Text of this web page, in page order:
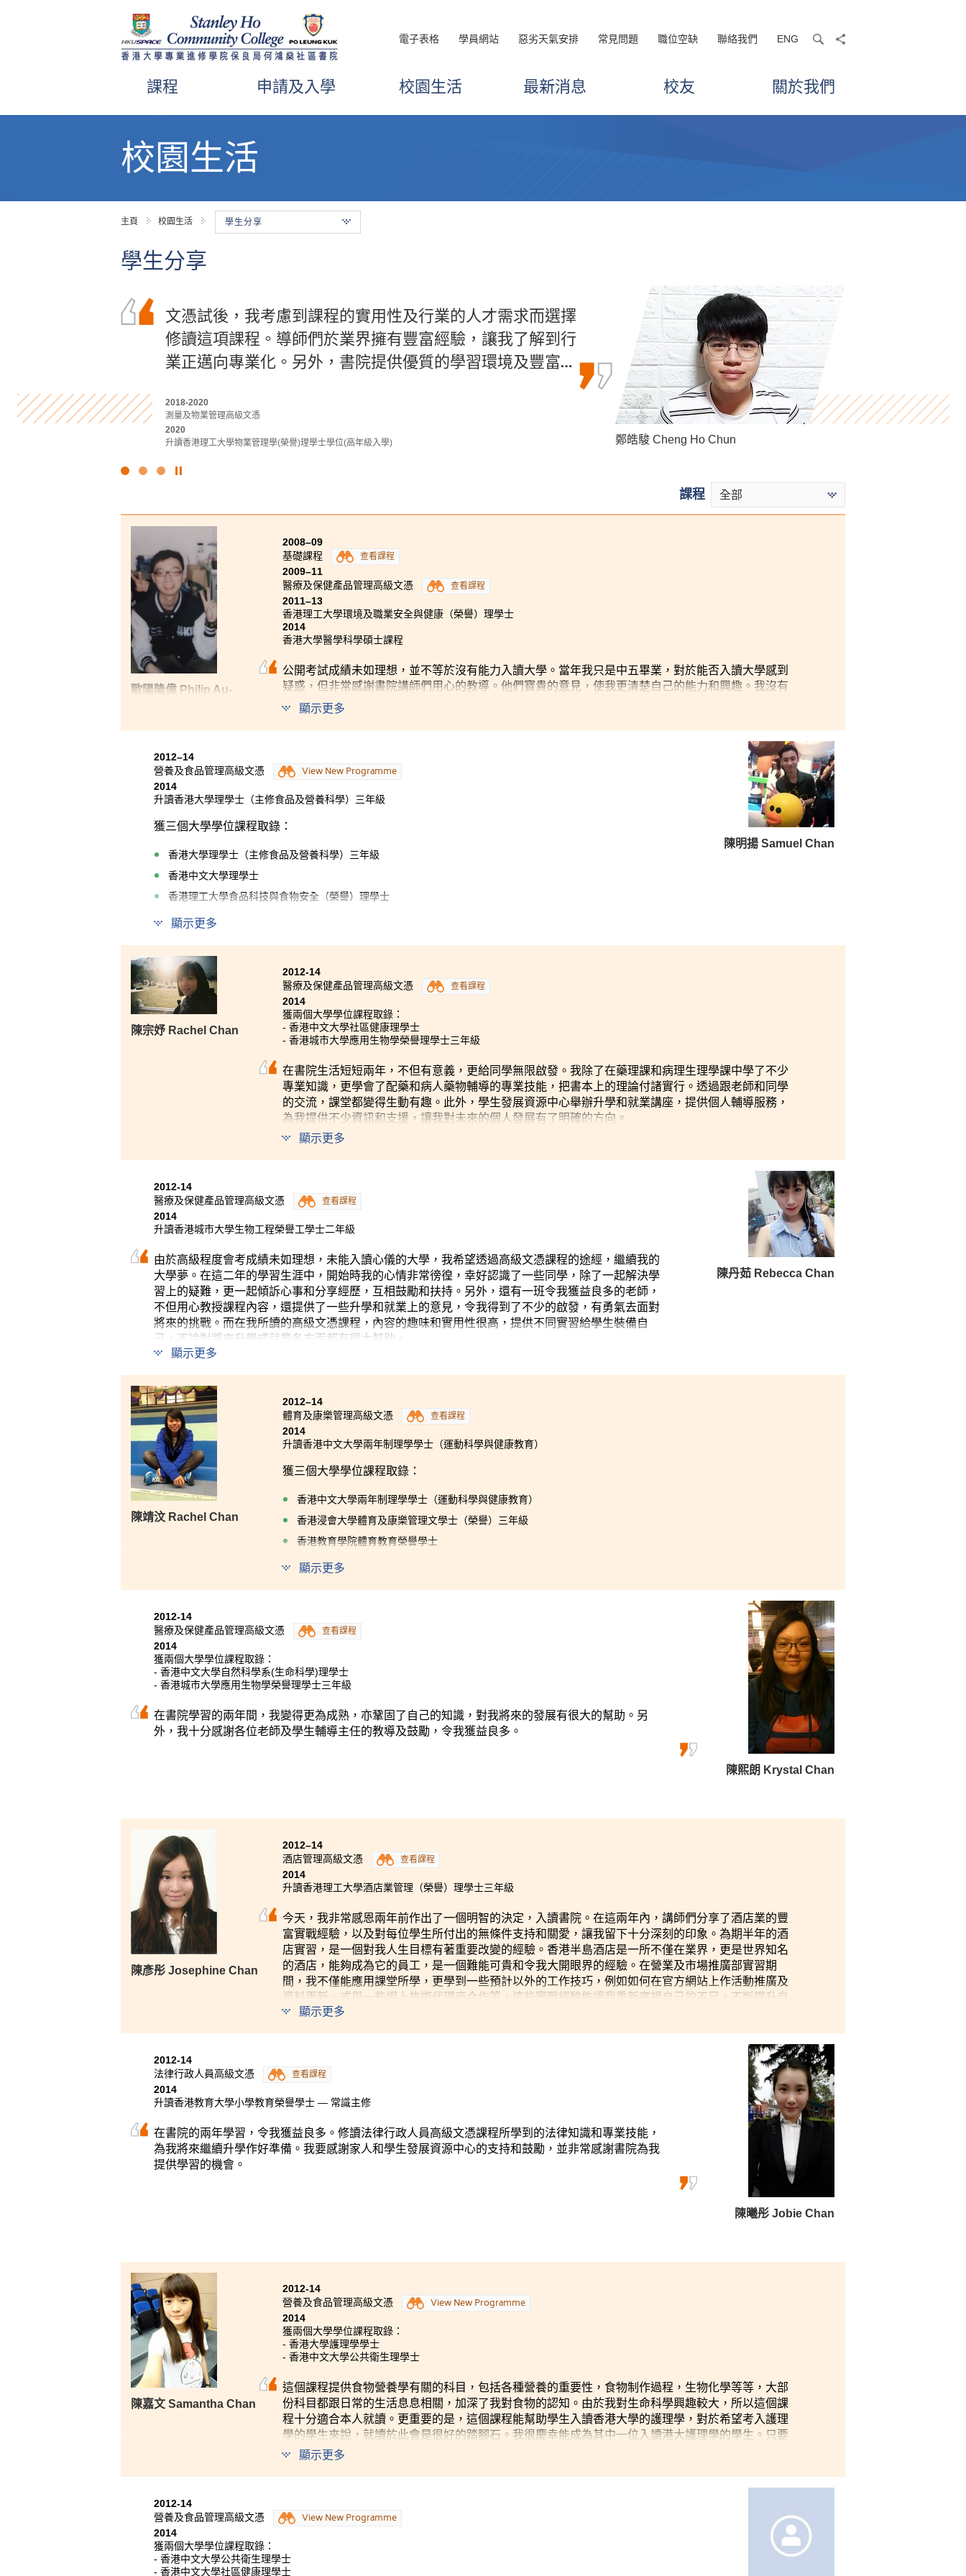
電子表格 學員網站 惡劣天氣安排 常見問題 職位空缺 聯絡我們 ENG searchshare
課程 申請及入學 校園生活 最新消息 校友 關於我們
校園生活
主頁 校園生活 學生分享
學生分享
文憑試後，我考慮到課程的實用性及行業的人才需求而選擇
修讀這項課程。導師們於業界擁有豐富經驗，讓我了解到行
業正邁向專業化。另外，書院提供優質的學習環境及豐富…
2018-2020
測量及物業管理高級文憑
2020
升讀香港理工大學物業管理學(榮譽)理學士學位(高年級入學)
鄭皓駿 Cheng Ho Chun
在書院的兩年學習生活既充實又有趣，專業講師在課堂上多
樣化的講解、校園活躍的學術氣氛和出色的講座內容激發我
對運動教育、運動科學及運動管理的熱情和興趣，讓我對…
2023-2025
運動教練學及運動表現高級文憑
2025
升讀香港教育大學運動科學及教練榮譽理學士 (高年級入學)
文朗謙 Andy Man
在學期間，我修讀了雲端運算、程式設計和資料庫相關的課
程。透過實習，我有了親身學習的機會，令我進步了很多。
我甚至在實習中嘗試了運用機器學習訓練出模型。
2022-2024
應用智能科技高級文憑
2024
升讀香港大學工學學士 (計算機科學)
謝德仁 Bryan Tse
點
燈
片
課程 全部
歐陽隆偉 Philip Au-
2008–09
基礎課程
查看課程
2009–11
醫療及保健產品管理高級文憑
查看課程
2011–13
香港理工大學環境及職業安全與健康（榮譽）理學士
2014
香港大學醫學科學碩士課程
公開考試成績未如理想，並不等於沒有能力入讀大學。當年我只是中五畢業，對於能否入讀大學感到
疑惑，但非常感謝書院講師們用心的教導。他們寶貴的意見，使我更清楚自己的能力和興趣。我沒有
放棄，努力爭取好成績。另外，不論繼續升學或投入社會工作，懂得與人溝通及相處也是十分重要，
所以我參與了很多書院舉辦的活動，如學生大使和工作人員，而自已的溝通能力亦因此進步不少。我
相信，只要同學具有清晰目標、努力讀書，大學之門將會打開。
顯示更多
陳明揚 Samuel Chan
2012–14
營養及食品管理高級文憑
View New Programme
2014
升讀香港大學理學士（主修食品及營養科學）三年級
獲三個大學學位課程取錄：
香港大學理學士（主修食品及營養科學）三年級
香港中文大學理學士
香港理工大學食品科技與食物安全（榮譽）理學士
營養及食品管理課程設計特別，因應學生的能力，由淺入深的教授營養相關的科學知識。書院在開學
前，提供生物和化學基礎課程以鞏固我們的科學根基，以應付日後會學到較深奧的生物化學和營養新
陳代謝學科知識。課程除了著重書本上的知識，亦著重知識的運用，例如我們要在小組作業中為飲食
企業設立危害分析重要管制點(HACCP)，有系統地分析他們潛在的食安風險及作相應的防範措施。這
些小組作業除了培養了與組員之間的協作能力，亦提升了我們邏輯的思維和解難能力，對日後升學及
工作有莫大幫助。兩年書院的校園生活中，我過得非常充實，除了與講師建立了如朋友般深厚的友
誼，也認識了一班知心及經常為我打氣的學習夥伴。
顯示更多
陳宗妤 Rachel Chan
2012-14
醫療及保健產品管理高級文憑
查看課程
2014
獲兩個大學學位課程取錄：
- 香港中文大學社區健康理學士
- 香港城市大學應用生物學榮譽理學士三年級
在書院生活短短兩年，不但有意義，更給同學無限啟發。我除了在藥理課和病理生理學課中學了不少
專業知識，更學會了配藥和病人藥物輔導的專業技能，把書本上的理論付諸實行。透過跟老師和同學
的交流，課堂都變得生動有趣。此外，學生發展資源中心舉辦升學和就業講座，提供個人輔導服務，
為我提供不少資訊和支援，讓我對未來的個人發展有了明確的方向。
顯示更多
陳丹茹 Rebecca Chan
2012-14
醫療及保健產品管理高級文憑
查看課程
2014
升讀香港城市大學生物工程榮譽工學士二年級
由於高級程度會考成績未如理想，未能入讀心儀的大學，我希望透過高級文憑課程的途經，繼續我的
大學夢。在這二年的學習生涯中，開始時我的心情非常徬徨，幸好認識了一些同學，除了一起解決學
習上的疑難，更一起傾訴心事和分享經歷，互相鼓勵和扶持。另外，還有一班令我獲益良多的老師，
不但用心教授課程內容，還提供了一些升學和就業上的意見，令我得到了不少的啟發，有勇氣去面對
將來的挑戰。而在我所讀的高級文憑課程，內容的趣味和實用性很高，提供不同實習給學生裝備自
己，不論對將來升學或就業各方面都有很大幫助。
顯示更多
陳靖汶 Rachel Chan
2012–14
體育及康樂管理高級文憑
查看課程
2014
升讀香港中文大學兩年制理學學士（運動科學與健康教育）
獲三個大學學位課程取錄：
香港中文大學兩年制理學學士（運動科學與健康教育）
香港浸會大學體育及康樂管理文學士（榮譽）三年級
香港教育學院體育教育榮譽學士
HPSHCC 給我入讀大學的第二次機會。書院 的講師給我最好的學習經歷，助我解決困難。除了在體育
及康樂行業的知識外，課程還提供實習機會，讓我們實踐所學，有利將來發展。此外，書院 設施完
顯示更多
陳熙朗 Krystal Chan
2012-14
醫療及保健產品管理高級文憑
查看課程
2014
獲兩個大學學位課程取錄：
- 香港中文大學自然科學系(生命科學)理學士
- 香港城市大學應用生物學榮譽理學士三年級
在書院學習的兩年間，我變得更為成熟，亦鞏固了自己的知識，對我將來的發展有很大的幫助。另
外，我十分感謝各位老師及學生輔導主任的教導及鼓勵，令我獲益良多。
陳彥彤 Josephine Chan
2012–14
酒店管理高級文憑
查看課程
2014
升讀香港理工大學酒店業管理（榮譽）理學士三年級
今天，我非常感恩兩年前作出了一個明智的決定，入讀書院。在這兩年內，講師們分享了酒店業的豐
富實戰經驗，以及對每位學生所付出的無條件支持和關愛，讓我留下十分深刻的印象。為期半年的酒
店實習，是一個對我人生目標有著重要改變的經驗。香港半島酒店是一所不僅在業界，更是世界知名
的酒店，能夠成為它的員工，是一個難能可貴和令我大開眼界的經驗。在營業及市場推廣部實習期
間，我不僅能應用課堂所學，更學到一些預計以外的工作技巧，例如如何在官方網站上作活動推廣及
資料更新、或與一些網上旅遊代理商合作等，這些實戰經驗能讓我重新審視自己的不足，不斷提升自
己，為未來工作發展打下穩固的基礎。
顯示更多
陳曦彤 Jobie Chan
2012-14
法律行政人員高級文憑
查看課程
2014
升讀香港教育大學小學教育榮譽學士 — 常識主修
在書院的兩年學習，令我獲益良多。修讀法律行政人員高級文憑課程所學到的法律知識和專業技能，
為我將來繼續升學作好準備。我要感謝家人和學生發展資源中心的支持和鼓勵，並非常感謝書院為我
提供學習的機會。
陳嘉文 Samantha Chan
2012-14
營養及食品管理高級文憑
View New Programme
2014
獲兩個大學學位課程取錄：
- 香港大學護理學學士
- 香港中文大學公共衛生理學士
這個課程提供食物營養學有關的科目，包括各種營養的重要性，食物制作過程，生物化學等等，大部
份科目都跟日常的生活息息相關，加深了我對食物的認知。由於我對生命科學興趣較大，所以這個課
程十分適合本人就讀。更重要的是，這個課程能幫助學生入讀香港大學的護理學，對於希望考入護理
學的學生來說，就讀於此會是很好的踏腳石。我很慶幸能成為其中一位入讀港大護理學的學生。只要
你願意付出努力，絕對會得到回報。
顯示更多
2012-14
營養及食品管理高級文憑
View New Programme
2014
獲兩個大學學位課程取錄：
- 香港中文大學公共衛生理學士
- 香港中文大學社區健康理學士